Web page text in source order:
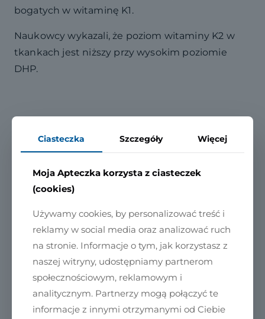
bogatych w witaminę K1.
Naukowcy wykazali, że poziom witaminy K2 w
tkankach jest niższy przy wysokim poziomie
DHP.
Dlaczego K2 MK7?
Istnieją dwie formy witaminy K: MK4 i MK7.
Forma MK7 może utrzymywać się w organizmie
przez 36 godzin, znacznie dłużej niż MK4, dlatego
Moja apteczka wykorzystuje MK7.
Składniki
Ciasteczka Szczegóły Więcej
Moja Apteczka korzysta z ciasteczek
(cookies)
Używamy cookies, by personalizować treść i
reklamy w social media oraz analizować ruch
na stronie. Informacje o tym, jak korzystasz z
naszej witryny, udostępniamy partnerom
społecznościowym, reklamowym i
analitycznym. Partnerzy mogą połączyć te
informacje z innymi otrzymanymi od Ciebie